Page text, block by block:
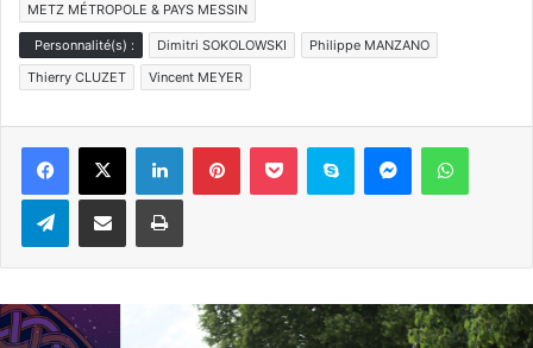
METZ MÉTROPOLE & PAYS MESSIN
Personnalité(s) : Dimitri SOKOLOWSKI
Philippe MANZANO
Thierry CLUZET
Vincent MEYER
LinkedinPinterestPocket Skype Messenger
TelegramPartager par e-mail Imprimer